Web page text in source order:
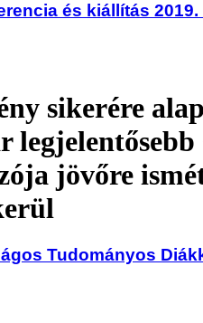
és kiállítás
sikerére
legjelentősebb
jövőre
Tudományos